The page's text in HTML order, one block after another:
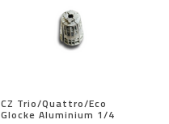
CZ Trio/Quattro/Eco
Glocke Aluminium 1/4